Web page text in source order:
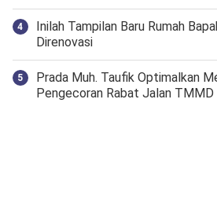
Inilah Tampilan Baru Rumah
Direnovasi
Prada Muh. Taufik Optimalkan
Pengecoran Rabat Jalan